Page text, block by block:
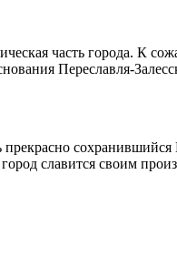
часть города. К
Переславля-
славится своим